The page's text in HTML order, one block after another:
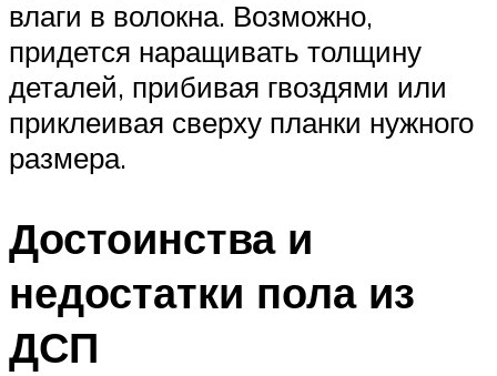
влаги в волокна. Возможно,
придется наращивать толщину
деталей, прибивая гвоздями или
приклеивая сверху планки нужного
размера.
Достоинства и
недостатки пола из
ДСП